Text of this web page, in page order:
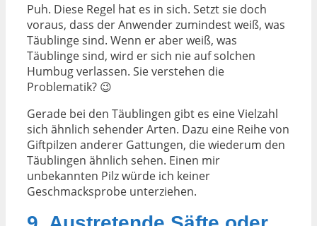
Puh. Diese Regel hat es in sich. Setzt sie doch
voraus, dass der Anwender zumindest weiß, was
Täublinge sind. Wenn er aber weiß, was
Täublinge sind, wird er sich nie auf solchen
Humbug verlassen. Sie verstehen die
Problematik? 😉
Gerade bei den Täublingen gibt es eine Vielzahl
sich ähnlich sehender Arten. Dazu eine Reihe von
Giftpilzen anderer Gattungen, die wiederum den
Täublingen ähnlich sehen. Einen mir
unbekannten Pilz würde ich keiner
Geschmacksprobe unterziehen.